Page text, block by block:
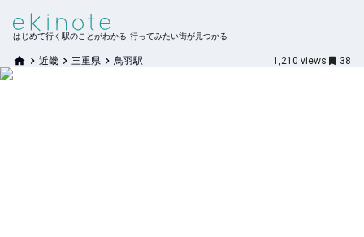
はじめて行く駅のことがわかる 行ってみたい街が見つかる
近畿 三重県 鳥羽駅 1,210 views 38